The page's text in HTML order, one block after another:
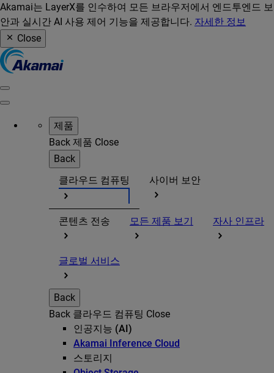
Akamai는 LayerX를 인수하여 모든 브라우저에서 엔드투엔드 보
안과 실시간 AI 사용 제어 기능을 제공합니다. 자세한 정보
Close
제품
Back 제품 Close
Back
클라우드 컴퓨팅
사이버 보안
콘텐츠 전송 모든 제품 보기 자사 인프라
글로벌 서비스
Back
Back 클라우드 컴퓨팅 Close
인공지능 (AI)
Akamai Inference Cloud
스토리지